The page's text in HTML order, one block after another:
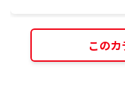
この